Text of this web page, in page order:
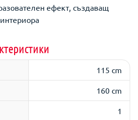
ефект, създаващ
115 cm
160 cm
1